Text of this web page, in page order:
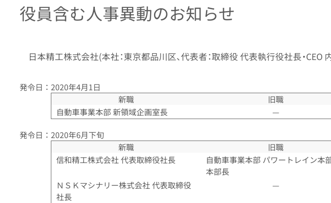
役員含む人事異動のお知らせ
日本精工株式会社(本社：東京都品川区、代表者：取締役 代表執行役社長・CEO
発令日：2020年4月1日
新職
旧職
自動車事業本部 新領域企画室長
—
発令日：2020年6月下旬
新職
旧職
信和精工株式会社 代表取締役社長
自動車事業本部 パワートレイン本
本部長
ＮＳＫマシナリー株式会社 代表取締役
社長
—